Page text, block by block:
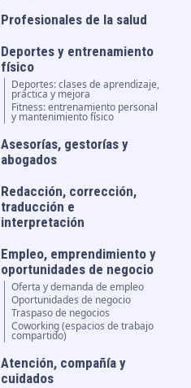
Profesionales de la salud
Deportes y entrenamiento
físico
Deportes: clases de aprendizaje,
práctica y mejora
Fitness: entrenamiento personal
y mantenimiento físico
Asesorías, gestorías y
abogados
Redacción, corrección,
traducción e
interpretación
Empleo, emprendimiento y
oportunidades de negocio
Oferta y demanda de empleo
Oportunidades de negocio
Traspaso de negocios
Coworking (espacios de trabajo
compartido)
Atención, compañía y
cuidados